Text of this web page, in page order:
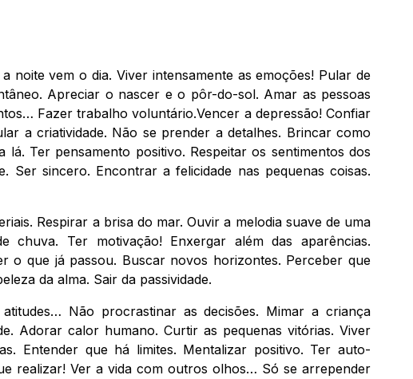
noite vem o dia. Viver intensamente as emoções! Pular de
Apreciar o nascer e o pôr-do-sol. Amar as pessoas
Fazer trabalho voluntário.Vencer a depressão! Confiar
a criatividade. Não se prender a detalhes. Brincar como
Ter pensamento positivo. Respeitar os sentimentos dos
Ser sincero. Encontrar a felicidade nas pequenas coisas.
Respirar a brisa do mar. Ouvir a melodia suave de uma
chuva. Ter motivação! Enxergar além das aparências.
o que já passou. Buscar novos horizontes. Perceber que
da alma. Sair da passividade.
Não procrastinar as decisões. Mimar a criança
Adorar calor humano. Curtir as pequenas vitórias. Viver
Entender que há limites. Mentalizar positivo. Ter auto-
realizar! Ver a vida com outros olhos… Só se arrepender